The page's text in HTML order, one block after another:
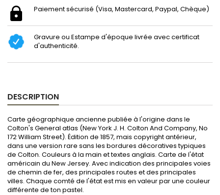
Paiement sécurisé (Visa, Mastercard, Paypal, Chèque)
Gravure ou Estampe d'époque livrée avec certificat
d'authenticité.
DESCRIPTION
Carte géographique ancienne publiée à l'origine dans le
Colton's General atlas (New York J. H. Colton And Company, No
172 William Street). Édition de 1857, mais copyright antérieur,
dans une version rare sans les bordures décoratives typiques
de Colton. Couleurs à la main et textes anglais. Carte de l'état
américain du New Jersey. Avec indication des principales voies
de chemin de fer, des principales routes et des principales
villes. Chaque comté de l'état est mis en valeur par une couleur
différente de ton pastel.